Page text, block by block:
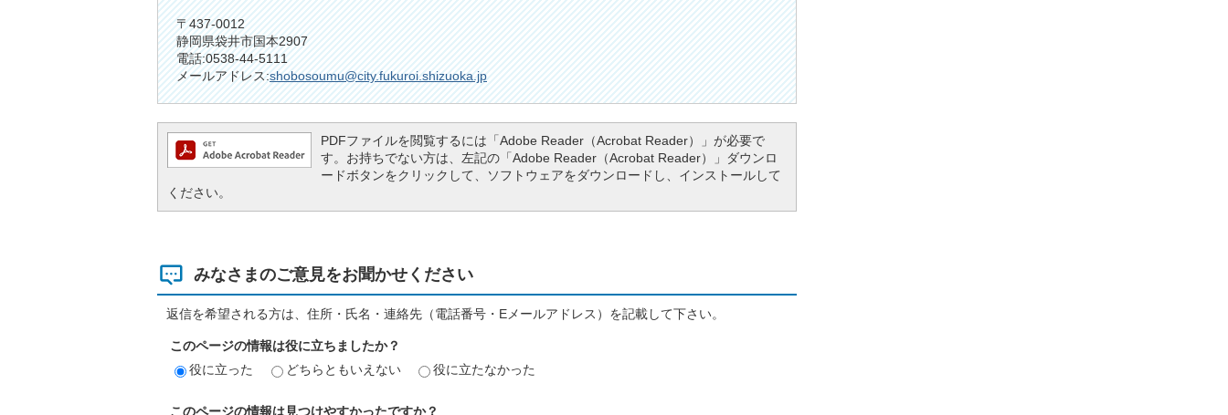
〒437-0012
静岡県袋井市国本2907
電話:0538-44-5111
メールアドレス:shobosoumu@city.fukuroi.shizuoka.jp
PDFファイルを閲覧するには「Adobe Reader（Acrobat Reader）」が必要で
す。お持ちでない方は、左記の「Adobe Reader（Acrobat Reader）」ダウンロ
ードボタンをクリックして、ソフトウェアをダウンロードし、インストールして
ください。
みなさまのご意見をお聞かせください
返信を希望される方は、住所・氏名・連絡先（電話番号・Eメールアドレス）を記載して下さい。
このページの情報は役に立ちましたか？
役に立った
どちらともいえない 役に立たなかった
このページの情報は見つけやすかったですか？